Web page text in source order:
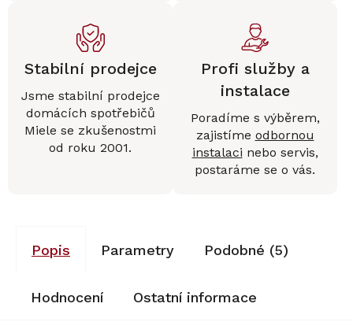
Stabilní prodejce
Jsme stabilní prodejce
domácích spotřebičů
Miele se zkušenostmi
od roku 2001.
Profi služby a
instalace
Poradíme s výběrem,
zajistíme odbornou
instalaci nebo servis,
postaráme se o vás.
Popis Parametry Podobné (5)
Hodnocení Ostatní informace